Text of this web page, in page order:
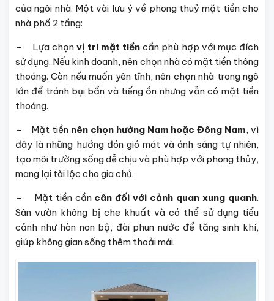
của ngôi nhà. Một vài lưu ý về phong thuỷ mặt tiền cho
nhà phố 2 tầng:
– Lựa chọn vị trí mặt tiền cần phù hợp với mục đích
sử dụng. Nếu kinh doanh, nên chọn nhà có mặt tiền thông
thoáng. Còn nếu muốn yên tĩnh, nên chọn nhà trong ngõ
lớn để tránh bụi bẩn và tiếng ồn nhưng vẫn có mặt tiền
thoáng.
– Mặt tiền nên chọn hướng Nam hoặc Đông Nam, vì
đây là những hướng đón gió mát và ánh sáng tự nhiên,
tạo môi trường sống dễ chịu và phù hợp với phong thủy,
mang lại tài lộc cho gia chủ.
– Mặt tiền cần cân đối với cảnh quan xung quanh.
Sân vườn không bị che khuất và có thể sử dụng tiểu
cảnh như hòn non bộ, đài phun nước để tăng sinh khí,
giúp không gian sống thêm thoải mái.